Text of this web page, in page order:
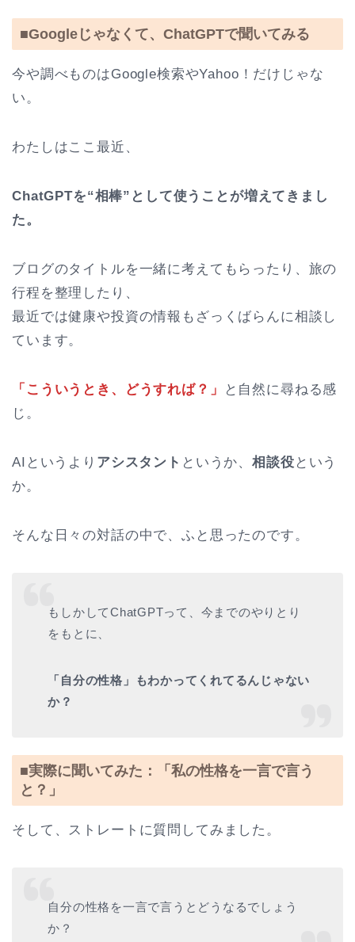
■Googleじゃなくて、ChatGPTで聞いてみる
今や調べものはGoogle検索やYahoo！だけじゃな
い。
わたしはここ最近、
ChatGPTを“相棒”として使うことが増えてきまし
た。
ブログのタイトルを一緒に考えてもらったり、旅の
行程を整理したり、
最近では健康や投資の情報もざっくばらんに相談し
ています。
「こういうとき、どうすれば？」
と自然に尋ねる感
じ。
AIというより アシスタント というか、相談役 という
か。
そんな日々の対話の中で、ふと思ったのです。
もしかしてChatGPTって、今までのやりとり
をもとに、
「自分の性格」もわかってくれてるんじゃない
か？
■実際に聞いてみた：「私の性格を一言で言う
と？」
そして、ストレートに質問してみました。
自分の性格を一言で言うとどうなるでしょう
か？